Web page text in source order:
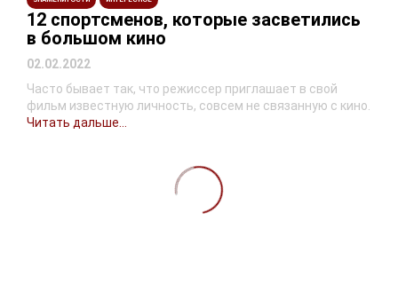
12 спортсменов, которые засветились
в большом кино
02.02.2022
Часто бывает так, что режиссер приглашает в свой
фильм известную личность, совсем не связанную с кино.
Читать дальше...